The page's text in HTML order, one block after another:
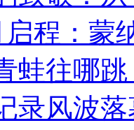
启程：蒙
蛙往哪
录风波